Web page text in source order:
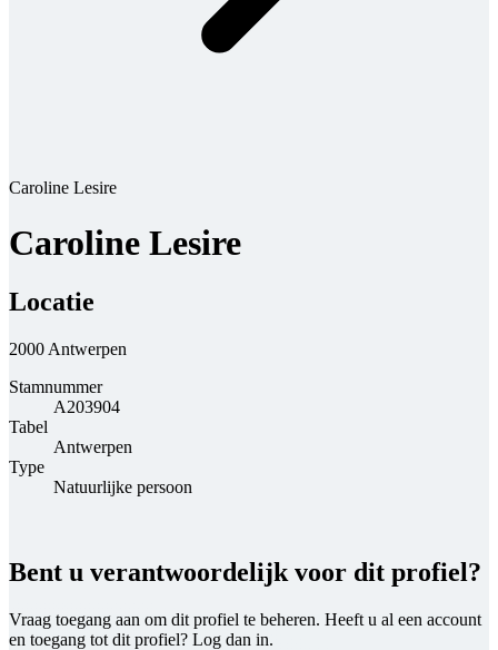
Caroline Lesire
Caroline Lesire
Locatie
2000 Antwerpen
Stamnummer
A203904
Tabel
Antwerpen
Type
Natuurlijke persoon
Bent u verantwoordelijk voor dit profiel?
Vraag toegang aan om dit profiel te beheren. Heeft u al een account
en toegang tot dit profiel? Log dan in.